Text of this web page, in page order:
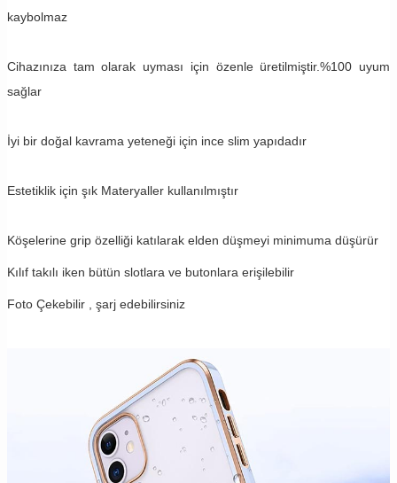
kaybolmaz
Cihazınıza tam olarak uyması için özenle üretilmiştir.%100 uyum
sağlar
İyi bir doğal kavrama yeteneği için ince slim yapıdadır
Estetiklik için şık Materyaller kullanılmıştır
Köşelerine grip özelliği katılarak elden düşmeyi minimuma düşürür
Kılıf takılı iken bütün slotlara ve butonlara erişilebilir
Foto Çekebilir , şarj edebilirsiniz